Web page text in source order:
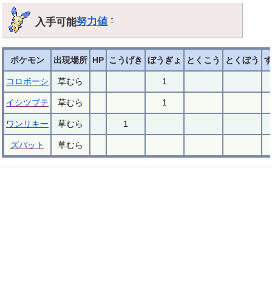
入手可能努力値 †
ポケモン 出現場所 HP こうげき ぼうぎょ とくこう とくぼう
コロボーシ 草むら 1
イシツブテ 草むら 1
ワンリキー 草むら 1
ズバット 草むら